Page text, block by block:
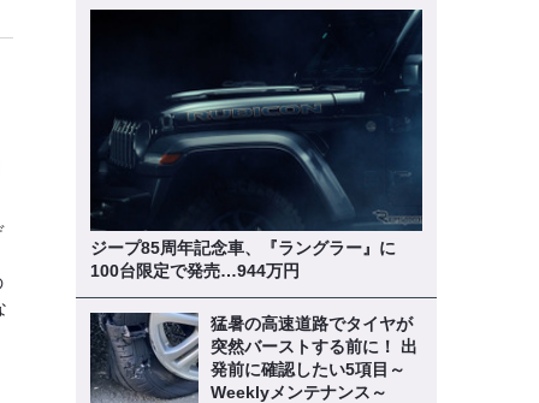
ジープ85周年記念車、『ラングラー』に
100台限定で発売…944万円
猛暑の高速道路でタイヤが
突然バーストする前に！ 出
発前に確認したい5項目～
Weeklyメンテナンス～